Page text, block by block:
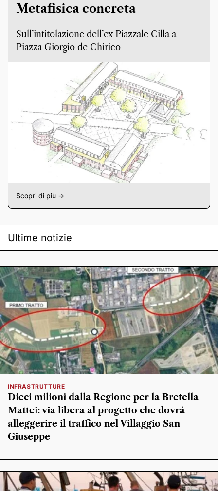
Metafisica concreta
Sull’intitolazione dell’ex Piazzale Cilla a
Piazza Giorgio de Chirico
Scopri di più ->
Ultime notizie
INFRASTRUTTURE
Dieci milioni dalla Regione per la Bretella
Mattei: via libera al progetto che dovrà
alleggerire il traffico nel Villaggio San
Giuseppe